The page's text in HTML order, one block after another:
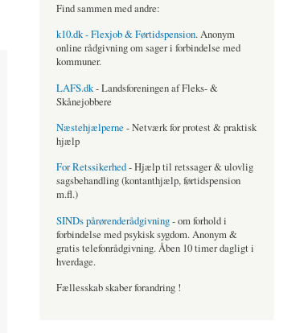
Find sammen med andre:
k10.dk - Flexjob & Førtidspension. Anonym
online rådgivning om sager i forbindelse med
kommuner.
LAFS.dk- Landsforeningen af Fleks- &
Skånejobbere
Næstehjælperne - Netværk for protest & praktisk
hjælp
For Retssikerhed- Hjælp til retssager & ulovlig
sagsbehandling (kontanthjælp, førtidspension
m.fl.)
SINDs pårørenderådgivning- om forhold i
forbindelse med psykisk sygdom. Anonym &
gratis telefonrådgivning. Åben 10 timer dagligt i
hverdage.
Fællesskab skaber forandring !